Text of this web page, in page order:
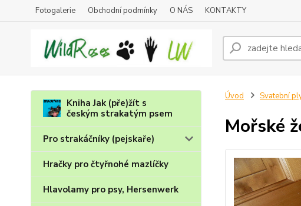
Fotogalerie Obchodní podmínky O NÁS KONTAKTY
Kniha Jak (pře)žít s
českým strakatým psem
Pro strakáčníky (pejskaře)
Hračky pro čtyřnohé mazlíčky
Hlavolamy pro psy, Hersenwerk
Úvod Svatební
Mořské